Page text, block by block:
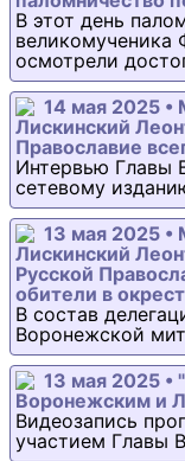
В этот день
великомученика
осмотрели
14 мая 2025
Лискинский
Православие
Интервью Главы
сетевому
13 мая 2025
Лискинский
Русской
обители в
В состав
Воронежской
13 мая 2025 •
Воронежским и
Видеозапись
участием Главы